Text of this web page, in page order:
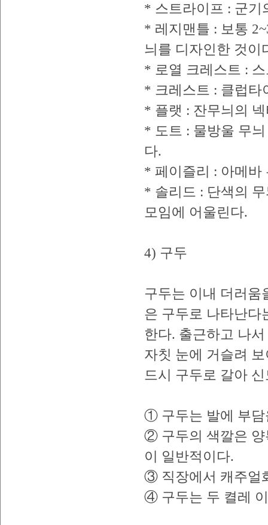
* 스트라이프 : 군기
* 레지맨틀 : 보통
늬를 디자인한 것이
* 로열 크레스트 :
* 크레스트 : 클럽타
* 플랫 : 잔무늬의
* 도트 : 물방울 무
다.
* 페이즐리 : 아메바
* 솔리드 : 단색의
모임에 어울린다.
4) 구두
구두는 이내 더러움
은 구두로 나타난다
한다. 출근하고 나
자칫 눈에 거슬려
드시 구두로 갈아
① 구두는 발에 부담
② 구두의 색깔은 양
이 일반적이다.
③ 직장에서 캐주얼
④ 구두는 두 켤레